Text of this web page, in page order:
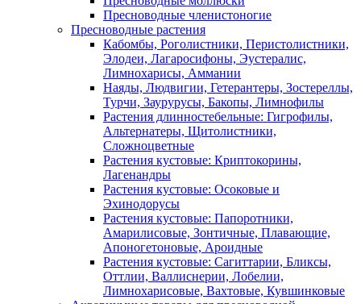
Пресноводные членистоногие
Пресноводные растения
Кабомбы, Роголистники, Перистолистники,
Элодеи, Лагаросифоны, Эустералис,
Лимнохарисы, Аммании
Наяды, Людвигии, Гетерантеры, Зостереллы,
Турчи, Заурурусы, Бакопы, Лимнофилы
Растения длинностебельные: Гигрофилы,
Альтернатеры, Щитолистники,
Сложноцветные
Растения кустовые: Криптокорины,
Лагенандры
Растения кустовые: Осоковые и
Эхинодорусы
Растения кустовые: Папоротники,
Амарилисовые, Зонтичные, Плавающие,
Апоногетоновые, Ароидные
Растения кустовые: Сагиттарии, Бликсы,
Оттлии, Валлиснерии, Лобелии,
Лимнохарисовые, Вахтовые, Кувшинковые